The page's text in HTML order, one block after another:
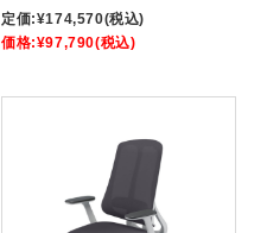
定価:¥174,570(税込)
価格:¥97,790(税込)